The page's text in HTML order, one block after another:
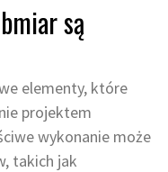
są
elementy, które
projektem
wykonanie może
takich jak